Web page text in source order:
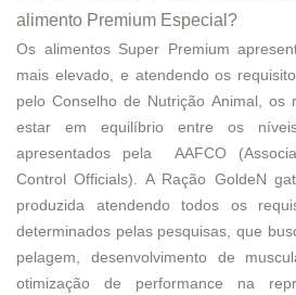
alimento Premium Especial?
Os alimentos Super Premium
mais elevado, e atendendo os
pelo Conselho de Nutrição Animal, os
estar em equilíbrio entre os
apresentados pela AAFCO
Control Officials). A Ração GoldeN
produzida atendendo todos os
determinados pelas pesquisas, que
pelagem, desenvolvimento de
otimização de performance na